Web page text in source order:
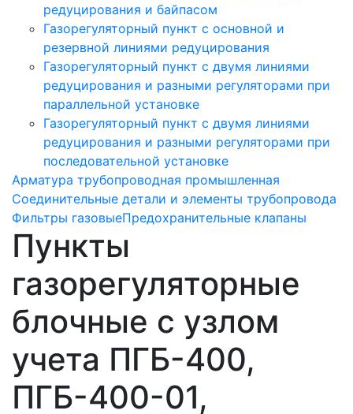
редуцирования и байпасом
Газорегуляторный пункт c основной и
резервной линиями редуцирования
Газорегуляторный пункт с двумя линиями
редуцирования и разными регуляторами при
параллельной установке
Газорегуляторный пункт с двумя линиями
редуцирования и разными регуляторами при
последовательной установке
Арматура трубопроводная промышленная
Соединительные детали и элементы трубопровода
Фильтры газовыеПредохранительные клапаны
Пункты
газорегуляторные
блочные с узлом
учета ПГБ-400,
ПГБ-400-01,